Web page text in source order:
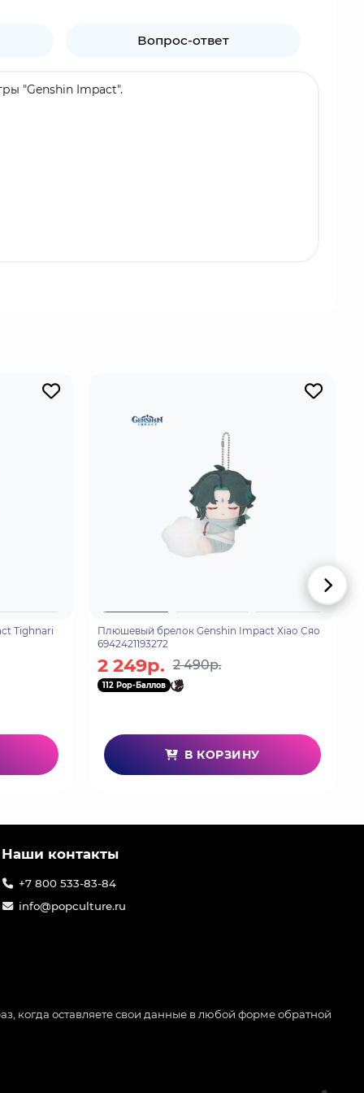
Вопрос-ответ
"Genshin Impact".
стихию, в сражениях - одноручный меч.
Tighnari
Плюшевый брелок Genshin Impact Xiao Сяо
6942421193272
2 249р. 2 490р.
112 Pop-Баллов
В КОРЗИНУ
Наши контакты
+7 800 533-83-84
info@popculture.ru
когда оставляете свои данные в любой форме обратной